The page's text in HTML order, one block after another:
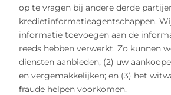
op te vragen bij andere derde
kredietinformatieagentschappen.
informatie toevoegen aan de
reeds hebben verwerkt. Zo kunnen
diensten aanbieden; (2) uw
en vergemakkelijken; en (3) het
fraude helpen voorkomen.